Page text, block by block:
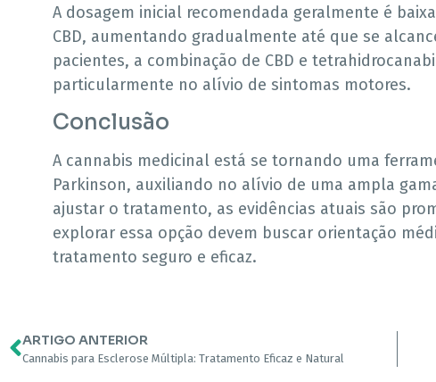
A dosagem inicial recomendada geralmente é
CBD, aumentando gradualmente até que se
pacientes, a combinação de CBD e
particularmente no alívio de sintomas motores.
Conclusão
A cannabis medicinal está se tornando uma
Parkinson, auxiliando no alívio de uma ampla
ajustar o tratamento, as evidências atuais são
explorar essa opção devem buscar orientação
tratamento seguro e eficaz.
ARTIGO ANTERIOR
Cannabis para Esclerose Múltipla: Tratamento Eficaz e Natural